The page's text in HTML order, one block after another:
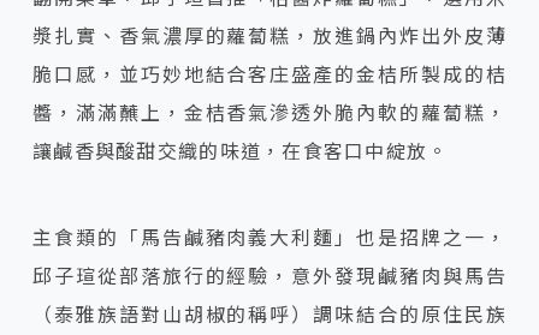
漿扎實、香氣濃厚的蘿蔔糕，放進鍋內炸出外皮薄
脆口感，並巧妙地結合客庄盛產的金桔所製成的桔
醬，滿滿蘸上，金桔香氣滲透外脆內軟的蘿蔔糕，
讓鹹香與酸甜交織的味道，在食客口中綻放。
主食類的「馬告鹹豬肉義大利麵」也是招牌之一，
邱子瑄從部落旅行的經驗，意外發現鹹豬肉與馬告
（泰雅族語對山胡椒的稱呼）調味結合的原住民族